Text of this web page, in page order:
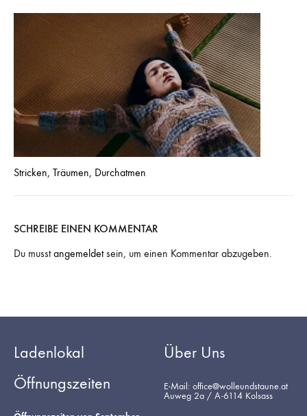
Stricken, Träumen, Durchatmen
SCHREIBE EINEN KOMMENTAR
Du musstangemeldetsein, um einen Kommentar abzugeben.
Ladenlokal
Öffnungszeiten
Über Uns
E-Mail: office@wolleundstaune.at
Auweg 2a / A-6114 Kolsass